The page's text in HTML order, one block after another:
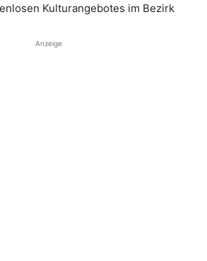
Kulturangebotes im Bezirk
Anzeige